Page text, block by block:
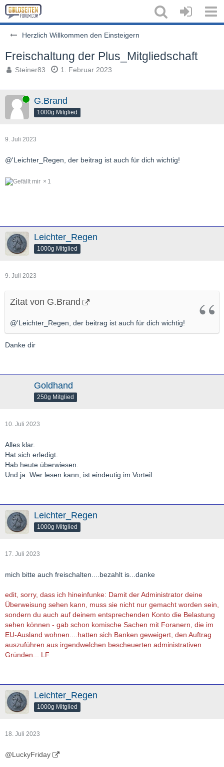
Herzlich Willkommen den Einsteigern
Freischaltung der Plus_Mitgliedschaft
Steiner83 1. Februar 2023
Online G.Brand
1000g Mitglied
9. Juli 2023
@'Leichter_Regen, der beitrag ist auch für dich wichtig!
1
Leichter_Regen
1000g Mitglied
9. Juli 2023
Zitat von G.Brand
@'Leichter_Regen, der beitrag ist auch für dich wichtig!
Danke dir
Goldhand
250g Mitglied
10. Juli 2023
Alles klar.
Hat sich erledigt.
Hab heute überwiesen.
Und ja. Wer lesen kann, ist eindeutig im Vorteil.
Leichter_Regen
1000g Mitglied
17. Juli 2023
mich bitte auch freischalten....bezahlt is...danke
edit, sorry, dass ich hineinfunke: Damit der Administrator deine
Überweisung sehen kann, muss sie nicht nur gemacht worden sein,
sondern du auch auf deinem entsprechenden Konto die Belastung
sehen können - gab schon komische Sachen mit Foranern, die im
EU-Ausland wohnen....hatten sich Banken geweigert, den Auftrag
auszuführen aus irgendwelchen bescheuerten administrativen
Gründen... LF
Leichter_Regen
1000g Mitglied
18. Juli 2023
@LuckyFriday